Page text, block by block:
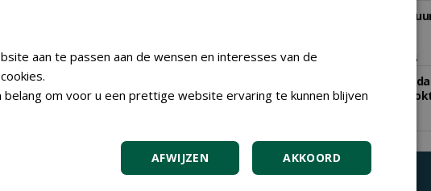
Kennismiddag:
maandag 28 september 2026
Landelijke
Boomkwekerij op 9
aan te passen aan de wensen en interesses van de
om voor u een prettige website ervaring te kunnen blijven
AKKOORD
AFWIJZEN